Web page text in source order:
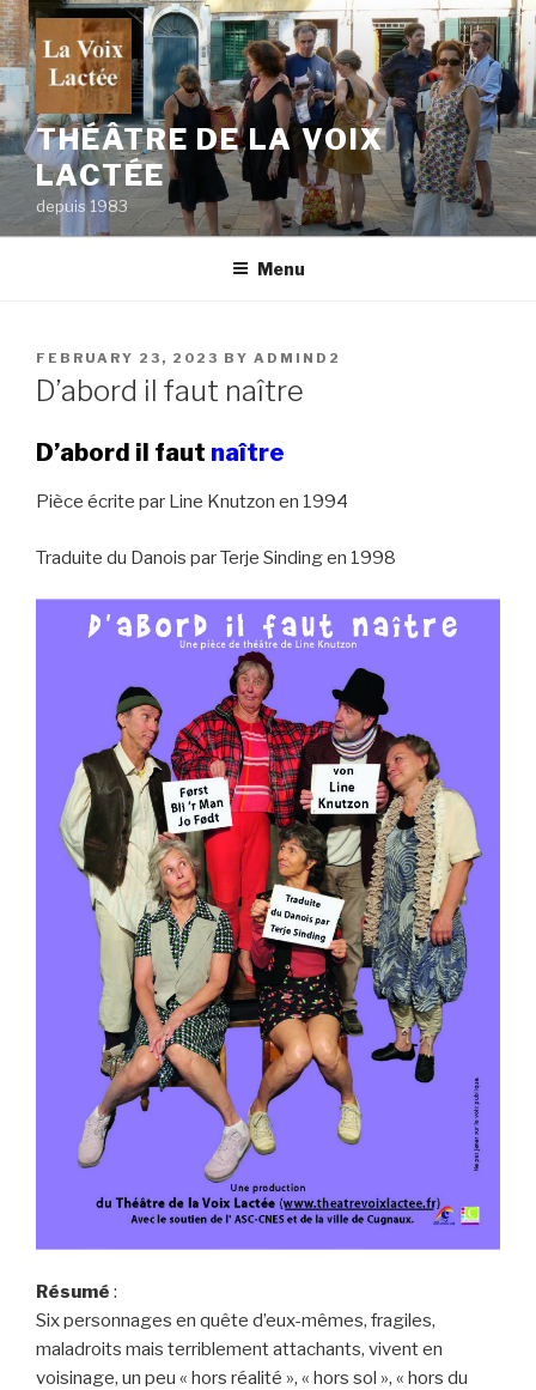
Skip
to
content
THÉÂTRE DE LA VOIX
LACTÉE
depuis 1983
Menu
POSTED
ON
FEBRUARY 23, 2023 BY ADMIND2
D’abord il faut naître
D’abord il faut naître
Pièce écrite par Line Knutzon en 1994
Traduite du Danois par Terje Sinding en 1998
Résumé :
Six personnages en quête d’eux-mêmes, fragiles,
maladroits mais terriblement attachants, vivent en
voisinage, un peu « hors réalité », « hors sol », « hors du